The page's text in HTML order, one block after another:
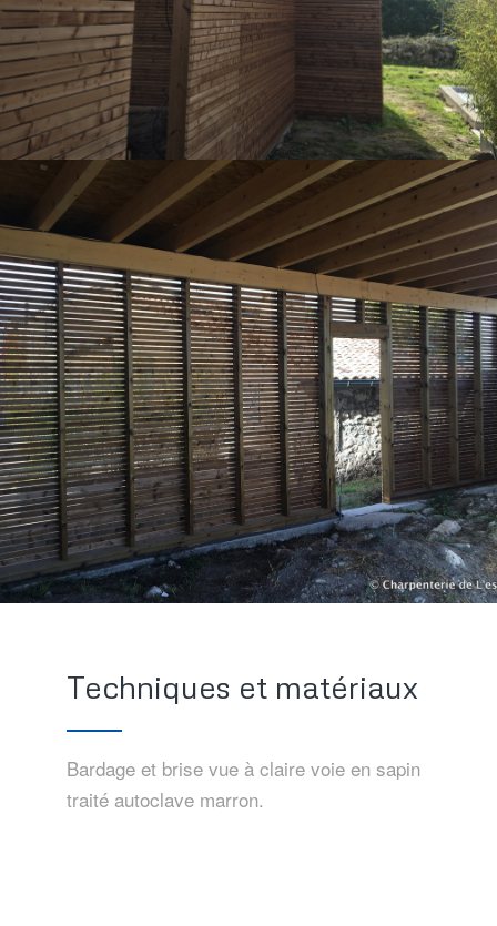
Techniques et matériaux
Bardage et brise vue à claire voie en sapin
traité autoclave marron.